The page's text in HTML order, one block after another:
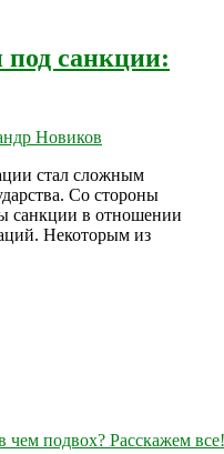
санкции:
Новиков
стал сложным
Со стороны
санкции в отношении
Некоторым из
подвох? Расскажем все!